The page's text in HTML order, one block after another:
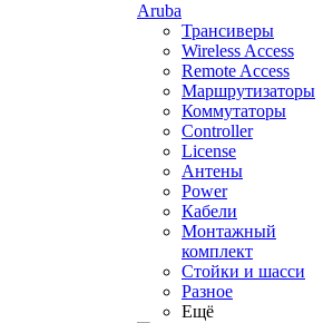
Aruba
Трансиверы
Wireless Access
Remote Access
Маршрутизаторы
Коммутаторы
Controller
License
Антены
Power
Кабели
Монтажный
комплект
Стойки и шасси
Разное
Ещё